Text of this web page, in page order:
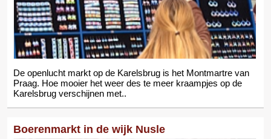
De openlucht markt op de Karelsbrug is het Montmartre van
Praag. Hoe mooier het weer des te meer kraampjes op de
Karelsbrug verschijnen met..
Boerenmarkt in de wijk Nusle